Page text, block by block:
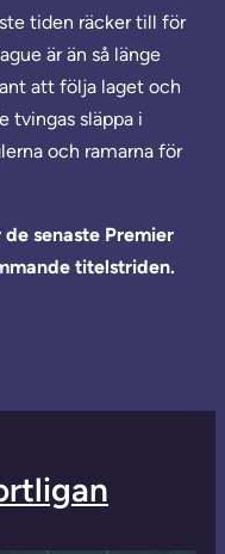
tiden räcker till för
är än så länge
att följa laget och
tvingas släppa i
och ramarna för
senaste Premier
titelstriden.